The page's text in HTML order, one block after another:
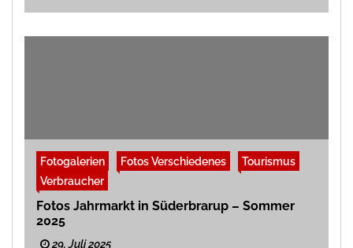
Fotogalerien Fotos Verschiedenes
Tourismus
Verbraucher
Fotos Jahrmarkt in Süderbrarup – Sommer
2025
29. Juli 2025